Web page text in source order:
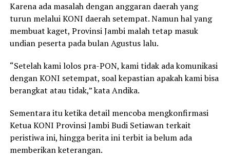
Karena ada masalah dengan anggaran daerah yang
turun melalui KONI daerah setempat. Namun hal yang
membuat kaget, Provinsi Jambi malah tetap masuk
undian peserta pada bulan Agustus lalu.
“Setelah kami lolos pra-PON, kami tidak ada komunikasi
dengan KONI setempat, soal kepastian apakah kami bisa
berangkat atau tidak,” kata Andika.
Sementara itu ketika detail mencoba mengkonfirmasi
Ketua KONI Provinsi Jambi Budi Setiawan terkait
peristiwa ini, hingga berita ini terbit ia belum ada
memberikan keterangan.